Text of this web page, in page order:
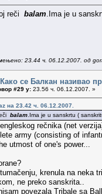
reči balam .Ima je u
23.44 ч. 06.12.2007. од
се Балкан називао
#29 у: 23.56 ч. 06.12.2007. »
на 23.42 ч. 06.12.2007.
balam .Ima je u sanskrtu (
rečnika (net
army (consisting of
utmost of one's power...
krenula na neka
ne preko sanskrita..
povezala Tribale sa